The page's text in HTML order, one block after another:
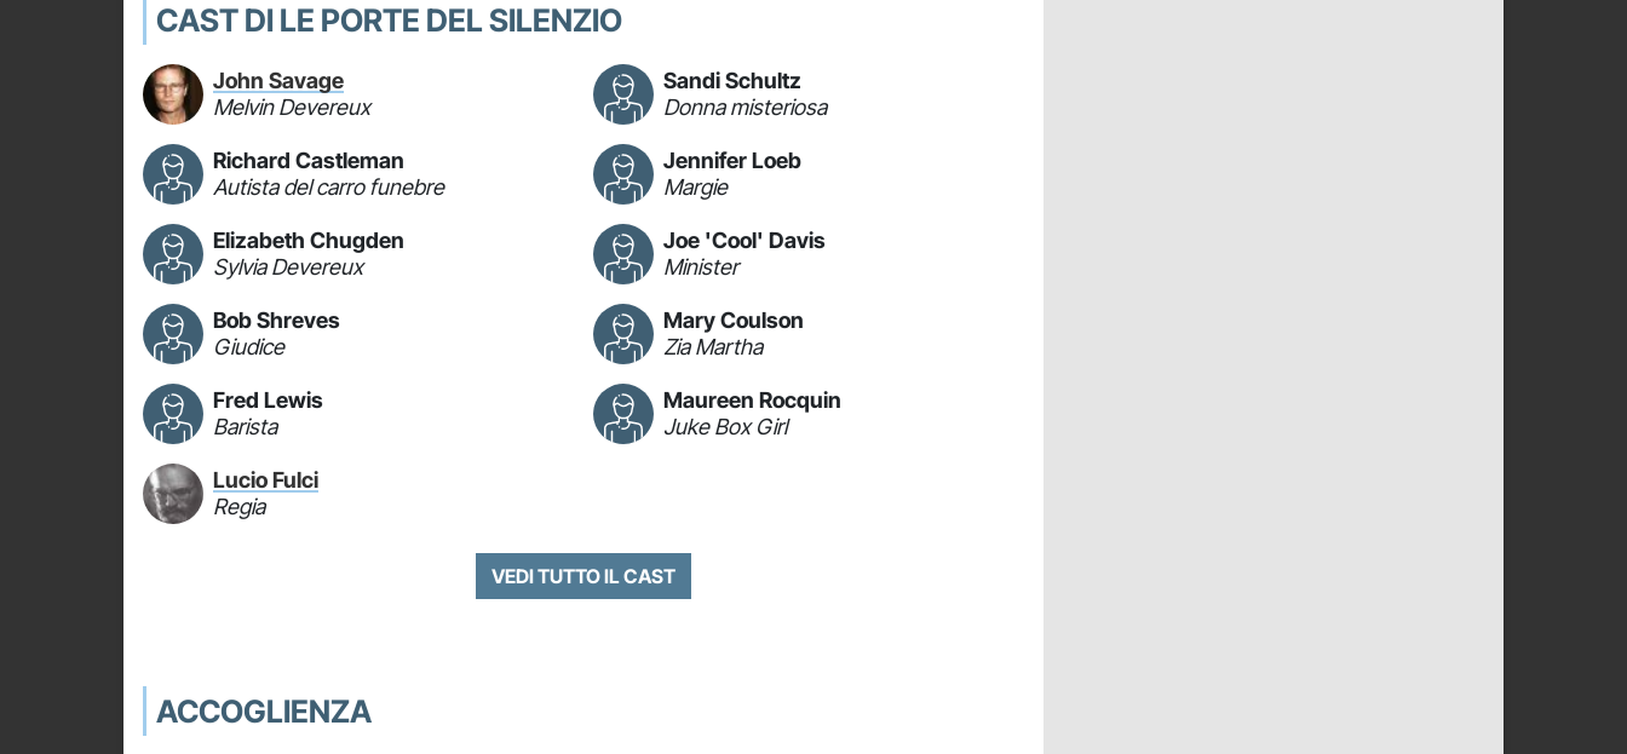
CAST DI LE PORTE DEL SILENZIO
John Savage
Melvin Devereux
Sandi Schultz
Donna misteriosa
Richard Castleman
Autista del carro funebre
Jennifer Loeb
Margie
Elizabeth Chugden
Sylvia Devereux
Joe 'Cool' Davis
Minister
Bob Shreves
Giudice
Mary Coulson
Zia Martha
Fred Lewis
Barista
Maureen Rocquin
Juke Box Girl
Lucio Fulci
Regia
VEDI TUTTO IL CAST
ACCOGLIENZA